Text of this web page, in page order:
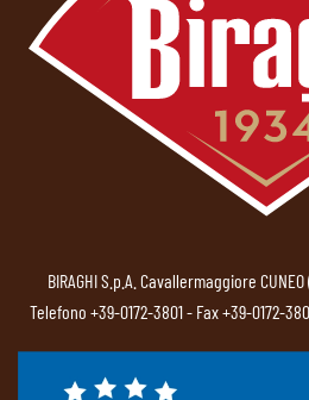
BIRAGHI S.p.A. Cavallermaggiore
Telefono +39-0172-3801- Fax +39-0172-